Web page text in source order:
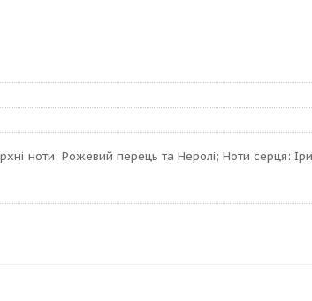
ноти: Рожевий перець та Неролі; Ноти серця: